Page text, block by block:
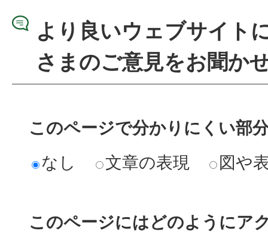
より良いウェブサイト
さまのご意見をお聞か
このページで分かりにくい部
なし
文章の表現 図や
このページにはどのようにア